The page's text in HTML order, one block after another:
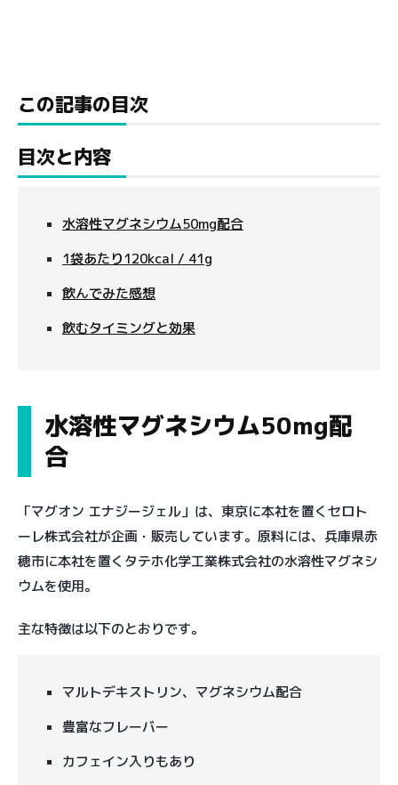
この記事の目次
目次と内容
水溶性マグネシウム50mg配合
1袋あたり120kcal / 41g
飲んでみた感想
飲むタイミングと効果
水溶性マグネシウム50mg配
合
「マグオン エナジージェル」は、東京に本社を置くセロト
ーレ株式会社が企画・販売しています。原料には、兵庫県赤
穂市に本社を置くタテホ化学工業株式会社の水溶性マグネシ
ウムを使用。
主な特徴は以下のとおりです。
マルトデキストリン、マグネシウム配合
豊富なフレーバー
カフェイン入りもあり